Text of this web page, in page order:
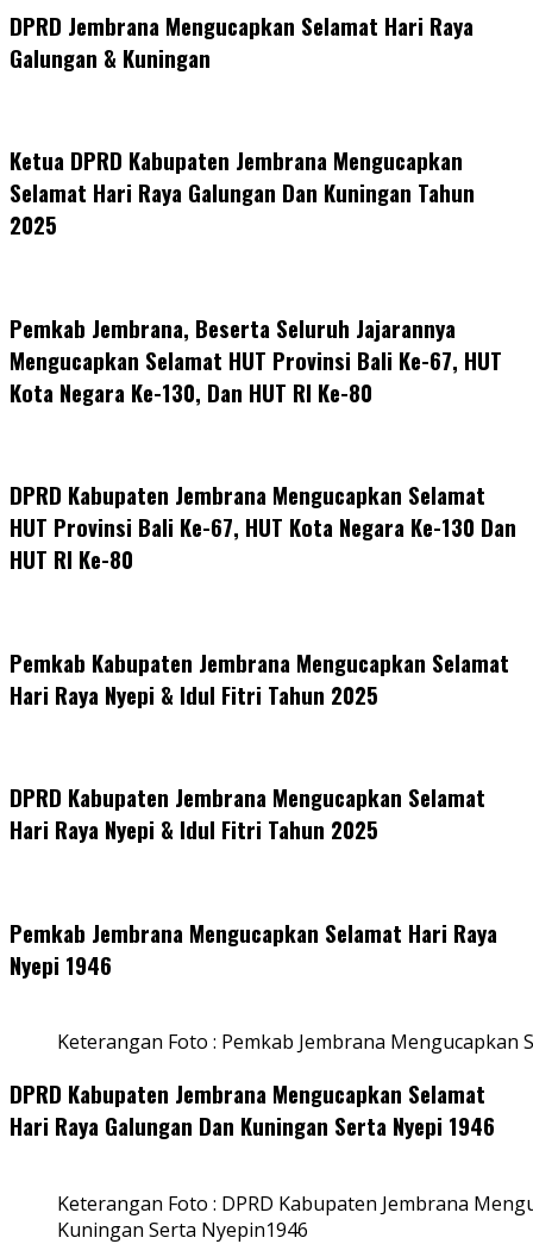
DPRD Jembrana Mengucapkan Selamat Hari Raya
Galungan & Kuningan
Ketua DPRD Kabupaten Jembrana Mengucapkan
Selamat Hari Raya Galungan Dan Kuningan Tahun
2025
Pemkab Jembrana, Beserta Seluruh Jajarannya
Mengucapkan Selamat HUT Provinsi Bali Ke-67, HUT
Kota Negara Ke-130, Dan HUT RI Ke-80
DPRD Kabupaten Jembrana Mengucapkan Selamat
HUT Provinsi Bali Ke-67, HUT Kota Negara Ke-130 Dan
HUT RI Ke-80
Pemkab Kabupaten Jembrana Mengucapkan Selamat
Hari Raya Nyepi & Idul Fitri Tahun 2025
DPRD Kabupaten Jembrana Mengucapkan Selamat
Hari Raya Nyepi & Idul Fitri Tahun 2025
Pemkab Jembrana Mengucapkan Selamat Hari Raya
Nyepi 1946
Keterangan Foto : Pemkab Jembrana Mengucapkan
DPRD Kabupaten Jembrana Mengucapkan Selamat
Hari Raya Galungan Dan Kuningan Serta Nyepi 1946
Keterangan Foto : DPRD Kabupaten Jembrana
Kuningan Serta Nyepin1946